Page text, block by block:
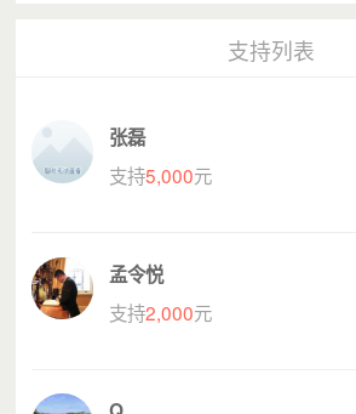
支持列表
张磊
支持5,000元
孟令悦
支持2,000元